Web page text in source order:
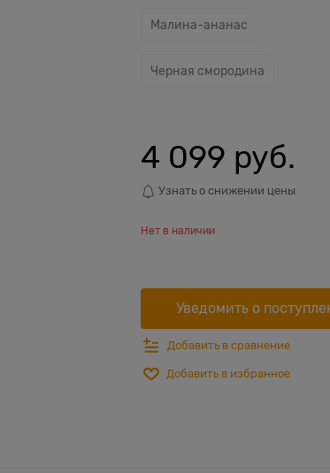
Малина-ананас
Черная смородина
4 099 руб.
Узнать о снижении цены
Нет в наличии
Уведомить о
Добавить в сравнение
Добавить в избранное